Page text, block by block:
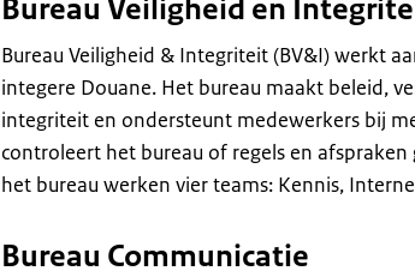
Bureau Veiligheid en
Bureau Veiligheid & Integriteit (BV&I) werkt
integere Douane. Het bureau maakt beleid,
integriteit en ondersteunt medewerkers bij
controleert het bureau of regels en
het bureau werken vier teams: Kennis,
Bureau Communicatie